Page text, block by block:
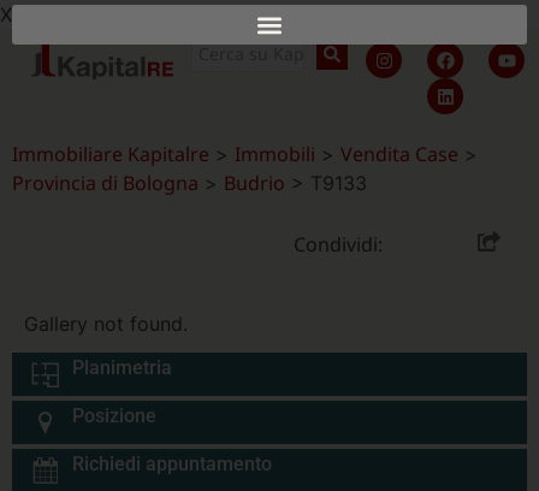
X
Immobiliare Kapitalre > Immobili > Vendita Case >
Provincia di Bologna > Budrio > T9133
Condividi:
Planimetria
Posizione
Richiedi appuntamento
Gallery not found.